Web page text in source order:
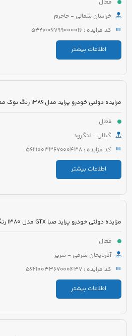
فعال
خراسان شمالی - جاجرم
کد مزایده : 5321006799000016
اطلاعات بیشتر
مزایده دولتی خودرو پراید مدل 1386 رنگ نوک مدادی
فعال
گیلان - لنگرود
کد مزایده : 5621003367000438
اطلاعات بیشتر
فعال
آذربایجان شرقی - تبریز
کد مزایده : 5621003367000437
اطلاعات بیشتر